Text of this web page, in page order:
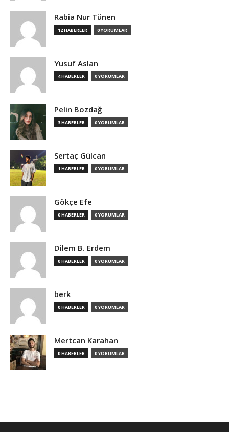
Rabia Nur Tünen
12 HABERLER 0 YORUMLAR
Yusuf Aslan
4 HABERLER 0 YORUMLAR
Pelin Bozdağ
3 HABERLER 0 YORUMLAR
Sertaç Gülcan
1 HABERLER 0 YORUMLAR
Gökçe Efe
0 HABERLER 0 YORUMLAR
Dilem B. Erdem
0 HABERLER 0 YORUMLAR
berk
0 HABERLER 0 YORUMLAR
Mertcan Karahan
0 HABERLER 0 YORUMLAR